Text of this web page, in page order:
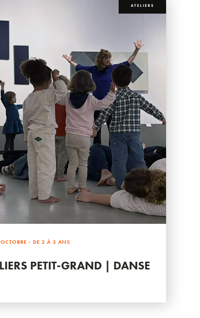
ATELIERS
- DE 2 À 3 ANS
PETIT-GRAND | DANSE